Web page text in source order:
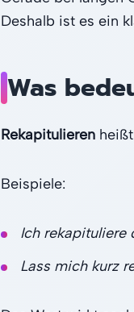
Deshalb ist es ein
Was
Rekapitulieren
Beispiele:
Ich rekapituliere
Lass mich kurz